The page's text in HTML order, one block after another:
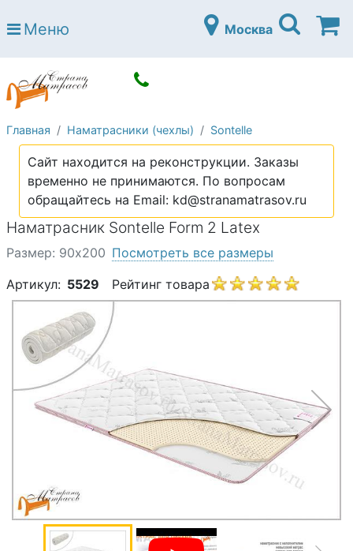
Страна матрасов
Open submenu (Матрасы)
Open submenu (Кровати)
Кровати
Open submenu (Аксессуары)
Open submenu (Диваны)
Диваны
Open submenu (Постельное белье)
Постельное белье
Open submenu (Мебель)
Мебель
Open submenu (Основания)
Основания
Open submenu (Детские матрасы)
Open submenu (Детские кровати)
Детские кровати
Open submenu (Шкафы)
Шкафы
О компании
Контакты
Доставка по городу
Меню Москва
Главная Наматрасники (чехлы) Sontelle
Сайт находится на реконструкции. Заказы
временно не принимаются. По вопросам
обращайтесь на Email: kd@stranamatrasov.ru
Наматрасник Sontelle Form 2 Latex
Размер: 90х200 Посмотреть все размеры
Артикул: 5529 Рейтинг товара